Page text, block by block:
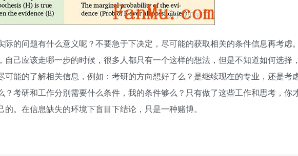
际的问题有什么意义呢？不要急于下决定，尽可能的获取相关的条件信息再考虑
自己应该走哪一步的时候，很多人都只有一个这样的想法，但是不知道如何选择
可能的了解相关信息，例如：考研的方向想好了么？是继续现在的专业，还是考
？考研和工作分别需要什么条件，我的条件够么？只有做了这些工作和思考，你
。在信息缺失的环境下盲目下结论，只是一种赌博。